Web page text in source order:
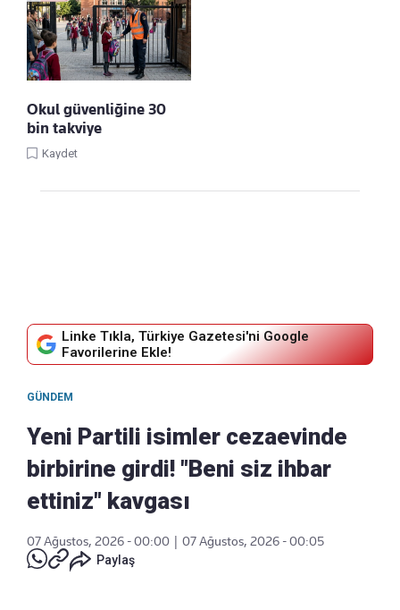
Okul güvenliğine 30
bin takviye
Kaydet
Linke Tıkla, Türkiye Gazetesi'ni Google
Favorilerine Ekle!
GÜNDEM
Yeni Partili isimler cezaevinde
birbirine girdi! "Beni siz ihbar
ettiniz" kavgası
07 Ağustos, 2026 - 00:00
07 Ağustos, 2026 - 00:05
Paylaş